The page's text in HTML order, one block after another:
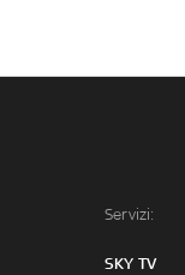
Servizi:
SKY TV